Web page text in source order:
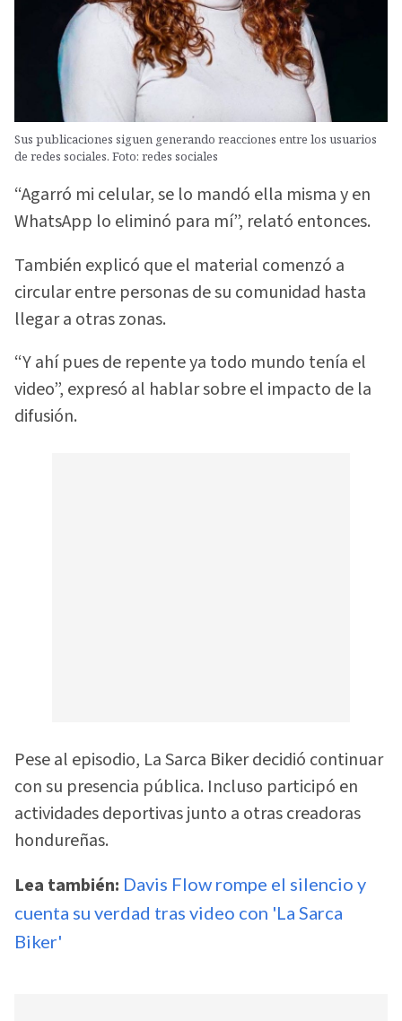
Sus publicaciones siguen generando reacciones entre los usuarios
de redes sociales. Foto: redes sociales
“Agarró mi celular, se lo mandó ella misma y en
WhatsApp lo eliminó para mí”, relató entonces.
También explicó que el material comenzó a
circular entre personas de su comunidad hasta
llegar a otras zonas.
“Y ahí pues de repente ya todo mundo tenía el
video”, expresó al hablar sobre el impacto de la
difusión.
Pese al episodio, La Sarca Biker decidió continuar
con su presencia pública. Incluso participó en
actividades deportivas junto a otras creadoras
hondureñas.
Lea también: Davis Flow rompe el silencio y
cuenta su verdad tras video con 'La Sarca
Biker'